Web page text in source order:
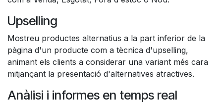
Upselling
Mostreu productes alternatius a la part inferior de la
pàgina d'un producte com a tècnica d'upselling,
animant els clients a considerar una variant més cara
mitjançant la presentació d'alternatives atractives.
Anàlisi i informes en temps real